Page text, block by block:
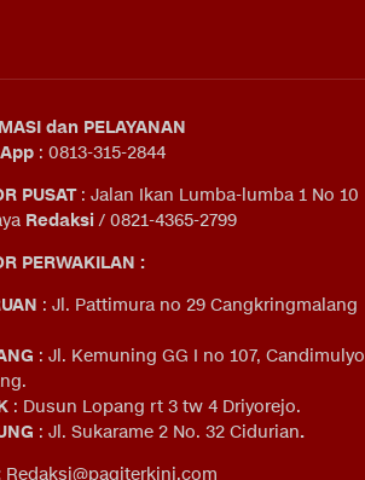
dan PELAYANAN
: 0813-315-2844
PUSAT: Jalan Ikan Lumba-lumba 1 No 10
Redaksi / 0821-4365-2799
PERWAKILAN :
: Jl. Pattimura no 29 Cangkringmalang
: Jl. Kemuning GG I no 107, Candimulyo
: Dusun Lopang rt 3 tw 4 Driyorejo.
: Jl. Sukarame 2 No. 32 Cidurian.
Redaksi@pagiterkini.com